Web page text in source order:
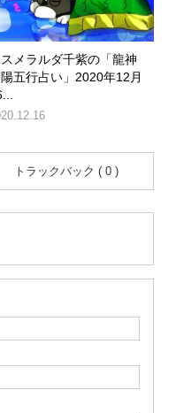
メラルダ千紫の「龍神
五行占い」2020年12月
トラックバック ( 0 )